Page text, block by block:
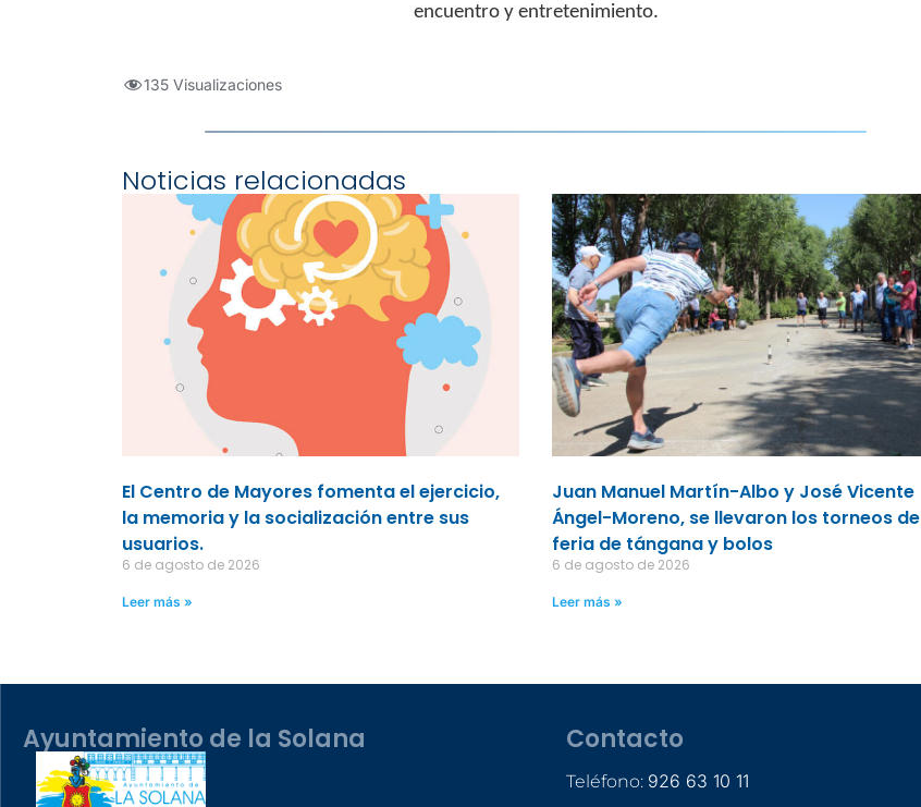
encuentro y entretenimiento.
135 Visualizaciones
Noticias relacionadas
El Centro de Mayores fomenta el ejercicio,
la memoria y la socialización entre sus
usuarios.
6 de agosto de 2026
Leer más »
Juan Manuel Martín-Albo y José Vicente
Ángel-Moreno, se llevaron los torneos de
feria de tángana y bolos
6 de agosto de 2026
Leer más »
Ayuntamiento de la Solana Contacto
Teléfono: 926 63 10 11